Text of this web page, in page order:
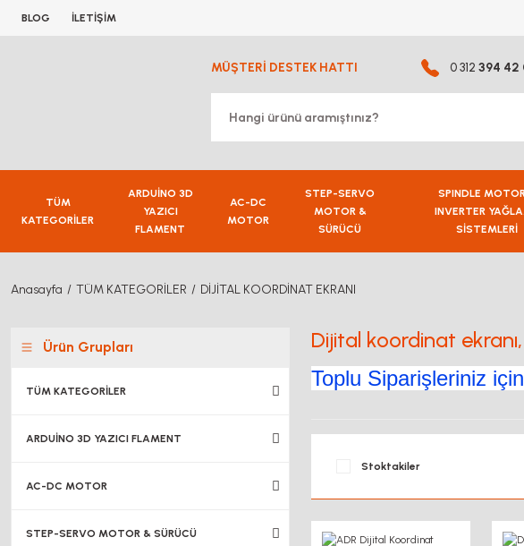
BLOG İLETİŞİM
MÜŞTERİ DESTEK HATTI 0 312 394 42
TÜM
KATEGORİLER
ARDUİNO 3D
YAZICI
FLAMENT
AC-DC
MOTOR
STEP-SERVO
MOTOR &
SÜRÜCÜ
SPINDLE
INVERTER
SİSTEMLERİ
Anasayfa TÜM KATEGORİLER DİJİTAL KOORDİNAT EKRANI
Ürün Grupları
TÜM KATEGORİLER
ARDUİNO 3D YAZICI FLAMENT
AC-DC MOTOR
STEP-SERVO MOTOR & SÜRÜCÜ
Dijital koordinat
Toplu Siparişleriniz için
Stoktakiler